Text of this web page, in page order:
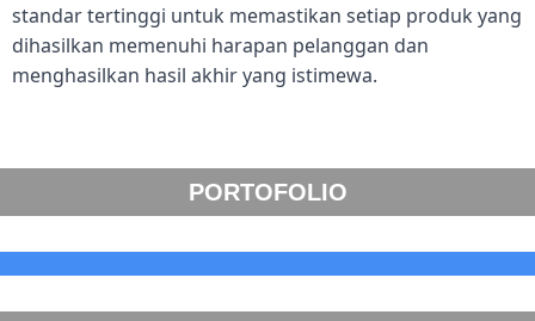
standar tertinggi untuk memastikan setiap produk yang
dihasilkan memenuhi harapan pelanggan dan
menghasilkan hasil akhir yang istimewa.
PORTOFOLIO